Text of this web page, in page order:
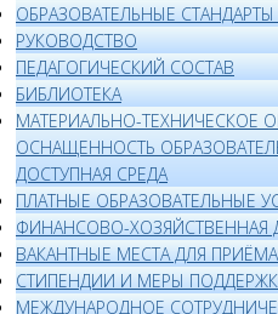
ОБРАЗОВАТЕЛЬНЫЕ
РУКОВОДСТВО
ПЕДАГОГИЧЕСКИЙ СОСТАВ
БИБЛИОТЕКА
МАТЕРИАЛЬНО-ТЕХНИЧЕСКОЕ
ОСНАЩЕННОСТЬ
ДОСТУПНАЯ СРЕДА
ПЛАТНЫЕ ОБРАЗОВАТЕЛЬНЫЕ
ФИНАНСОВО-ХОЗЯЙСТВЕННАЯ
ВАКАНТНЫЕ МЕСТА ДЛЯ
СТИПЕНДИИ И МЕРЫ
МЕЖДУНАРОДНОЕ